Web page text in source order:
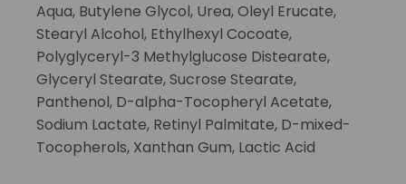
Aqua, Butylene Glycol, Urea, Oleyl Erucate,
Stearyl Alcohol, Ethylhexyl Cocoate,
Polyglyceryl-3 Methylglucose Distearate,
Glyceryl Stearate, Sucrose Stearate,
Panthenol, D-alpha-Tocopheryl Acetate,
Sodium Lactate, Retinyl Palmitate, D-mixed-
Tocopherols, Xanthan Gum, Lactic Acid